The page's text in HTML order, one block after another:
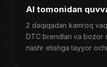
AI tomonidan
2 daqiqadan kamroq
DTC brendlari va bozor
nashr etishga tayyor